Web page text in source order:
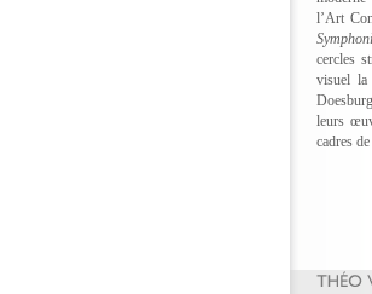
l’Art
cercles
visuel
leurs
cadres